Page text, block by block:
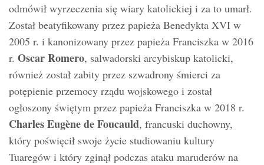
odmówił wyrzeczenia się wiary katolickiej i za to umarł.
Został beatyfikowany przez papieża Benedykta XVI w
2005 r. i kanonizowany przez papieża Franciszka w 2016
r. Oscar Romero, salwadorski arcybiskup katolicki,
również został zabity przez szwadrony śmierci za
potępienie przemocy rządu wojskowego i został
ogłoszony świętym przez papieża Franciszka w 2018 r.
Charles Eugène de Foucauld, francuski duchowny,
który poświęcił swoje życie studiowaniu kultury
Tuaregów i który zginął podczas ataku maruderów na